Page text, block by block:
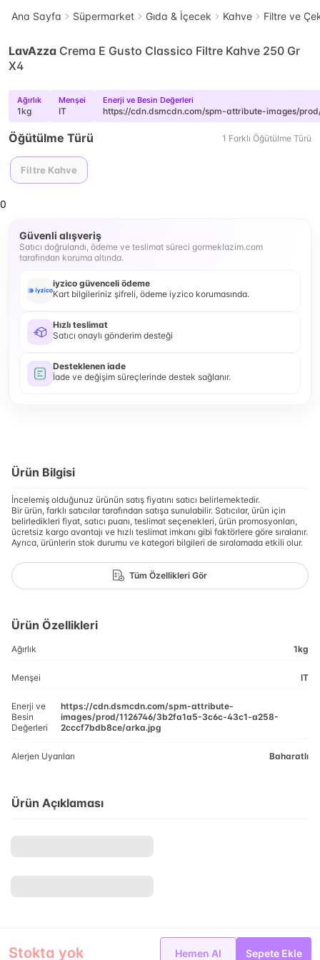
Ana Sayfa Süpermarket Gıda & İçecek Kahve Filtre ve
LavAzza Crema E Gusto Classico Filtre Kahve 250 Gr
X4
Ağırlık
1kg
Menşei
IT
Enerji ve Besin Değerleri
https://cdn.dsmcdn.com/spm-attribute-images/
Öğütülme Türü 1 Farklı Öğütülme Türü
Filtre Kahve
0
Güvenli alışveriş
Satıcı doğrulandı, ödeme ve teslimat süreci gormeklazim.com
tarafından koruma altında.
iyzico güvenceli ödeme
Kart bilgileriniz şifreli, ödeme iyzico korumasında.
Hızlı teslimat
Satıcı onaylı gönderim desteği
Desteklenen iade
İade ve değişim süreçlerinde destek sağlanır.
Ürün Bilgisi
İncelemiş olduğunuz ürünün satış fiyatını satıcı belirlemektedir.
Bir ürün, farklı satıcılar tarafından satışa sunulabilir. Satıcılar, ürün için
belirledikleri fiyat, satıcı puanı, teslimat seçenekleri, ürün promosyonları,
ücretsiz kargo avantajı ve hızlı teslimat imkanı gibi faktörlere göre sıralanır.
Ayrıca, ürünlerin stok durumu ve kategori bilgileri de sıralamada etkili olur.
Tüm Özellikleri Gör
Stokta yok Hemen Al Sepete Ekle
Ürün Özellikleri
Ağırlık 1kg
Menşei IT
Enerji ve
Besin
Değerleri
https://cdn.dsmcdn.com/spm-attribute-
images/prod/1126746/3b2fa1a5-3c6c-43c1-a258-
2cccf7bdb8ce/arka.jpg
Alerjen Uyarıları Baharatlı
Ürün Açıklaması